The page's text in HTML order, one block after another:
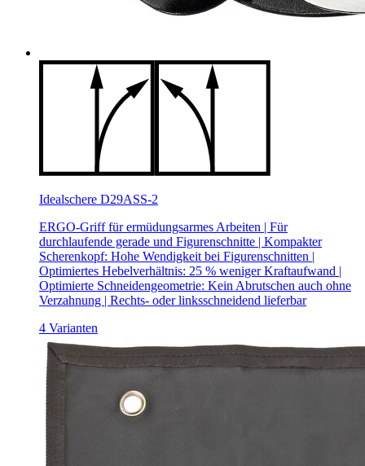
Idealschere D29ASS-2
ERGO‐Griff für ermüdungsarmes Arbeiten | Für
durchlaufende gerade und Figurenschnitte | Kompakter
Scherenkopf: Hohe Wendigkeit bei Figurenschnitten |
Optimiertes Hebelverhältnis: 25 % weniger Kraftaufwand |
Optimierte Schneidengeometrie: Kein Abrutschen auch ohne
Verzahnung | Rechts‐ oder linksschneidend lieferbar
4 Varianten